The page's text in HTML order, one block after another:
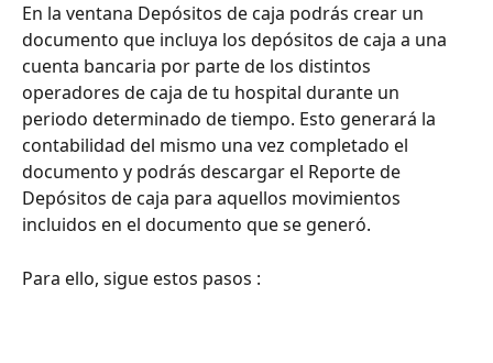
En la ventana Depósitos de caja podrás crear un
documento que incluya los depósitos de caja a una
cuenta bancaria por parte de los distintos
operadores de caja de tu hospital durante un
periodo determinado de tiempo. Esto generará la
contabilidad del mismo una vez completado el
documento y podrás descargar el Reporte de
Depósitos de caja para aquellos movimientos
incluidos en el documento que se generó.
Para ello, sigue estos pasos :